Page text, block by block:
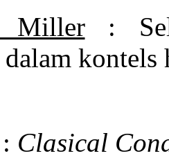
Miller: Self
kontels
: Clasical